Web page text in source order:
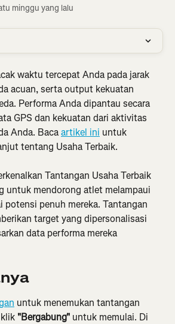
minggu yang lalu
waktu tercepat Anda pada jarak
acuan, serta output kekuatan
Performa Anda dipantau secara
GPS dan kekuatan dari aktivitas
Anda. Baca artikel ini untuk
tentang Usaha Terbaik.
Tantangan Usaha Terbaik
untuk mendorong atlet melampaui
potensi penuh mereka. Tantangan
target yang dipersonalisasi
data performa mereka
untuk menemukan tantangan
"Bergabung" untuk memulai. Di